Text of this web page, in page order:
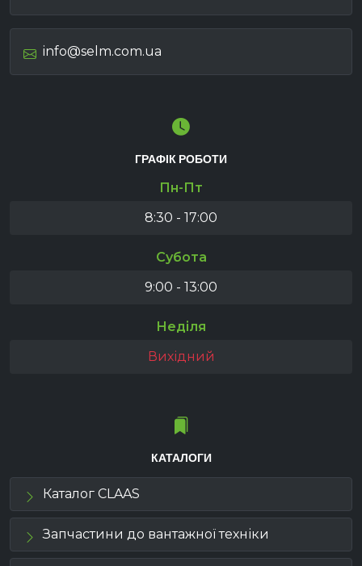
info@selm.com.ua
ГРАФІК РОБОТИ
Пн-Пт
8:30 - 17:00
Субота
9:00 - 13:00
Неділя
Вихідний
КАТАЛОГИ
Каталог CLAAS
Запчастини до вантажної техніки